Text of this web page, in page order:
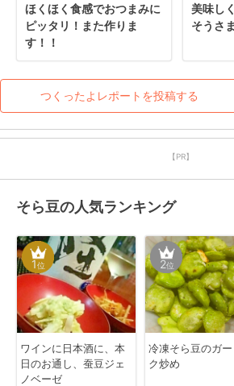
ほくほく食感でおつまみに
ピッタリ！また作りま
す！！
美味し
そうさ
つくったよレポートを投稿する
【PR】
そら豆の人気ランキング
1位
ワインに日本酒に、本
日のお通し、蚕豆ジェ
ノベーゼ
2位
冷凍そら豆のガー
ク炒め